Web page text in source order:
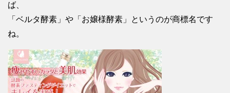
ば、
「ベルタ酵素」や「お嬢様酵素」というのが商標名です
ね。